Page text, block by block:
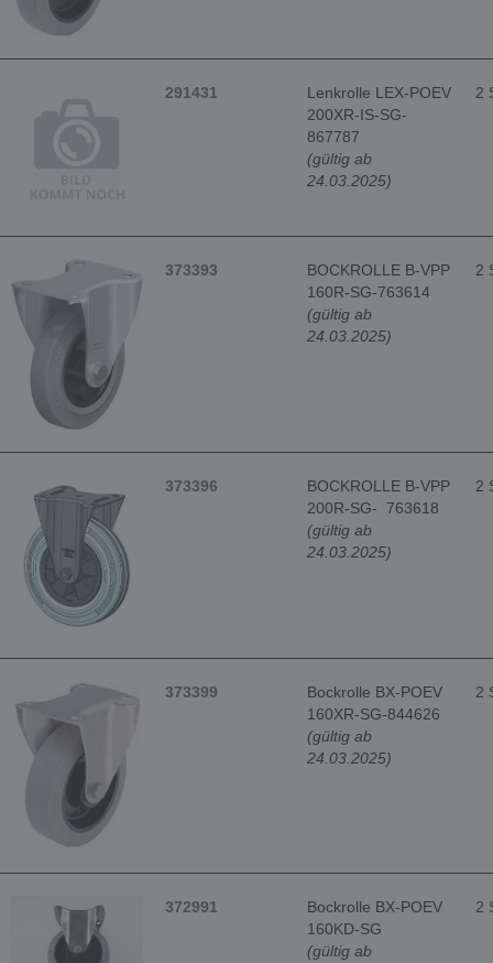
291431
Lenkrolle LEX-POEV
200XR-IS-SG-
867787
(gültig ab
24.03.2025)
2
373393
BOCKROLLE B-VPP
160R-SG-763614
(gültig ab
24.03.2025)
2
373396
BOCKROLLE B-VPP
200R-SG- 763618
(gültig ab
24.03.2025)
2
373399
Bockrolle BX-POEV
160XR-SG-844626
(gültig ab
24.03.2025)
2
372991
Bockrolle BX-POEV
160KD-SG
(gültig ab
2